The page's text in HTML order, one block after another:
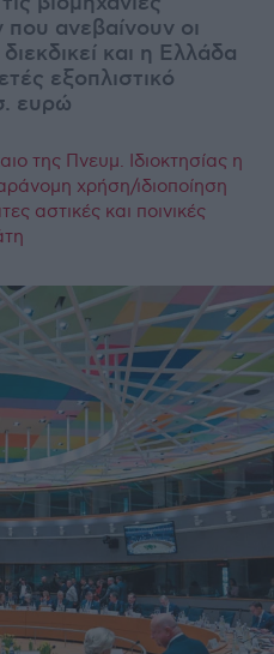
ανεβαίνουν οι
και η Ελλάδα
εξοπλιστικό
ευρώ
της Πνευμ. Ιδιοκτησίας η
χρήση/ιδιοποίηση
αστικές και ποινικές